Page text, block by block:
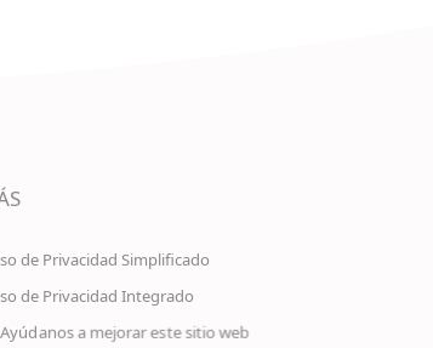
de Privacidad Simplificado
de Privacidad Integrado
Ayúdanos a mejorar este sitio web